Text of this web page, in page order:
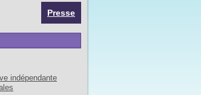
Presse
indépendante